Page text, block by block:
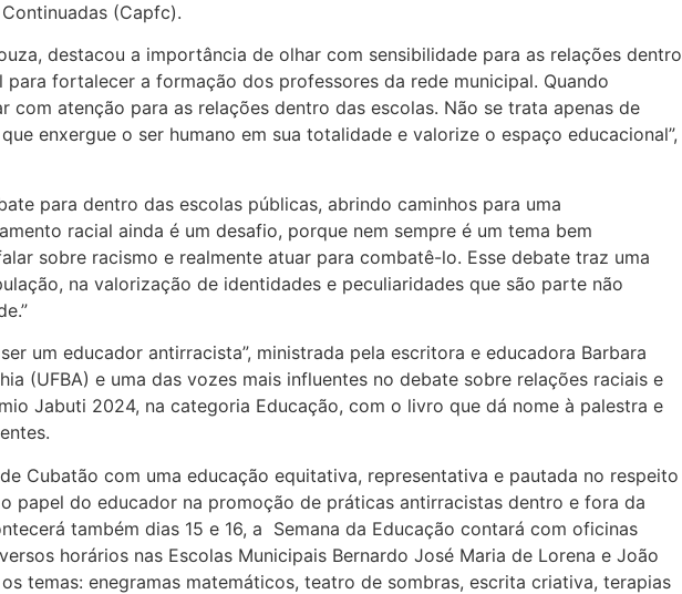
(Capfc).
destacou a importância de olhar com sensibilidade para as relações dentro
para fortalecer a formação dos professores da rede municipal. Quando
atenção para as relações dentro das escolas. Não se trata apenas de
enxergue o ser humano em sua totalidade e valorize o espaço educacional”,
para dentro das escolas públicas, abrindo caminhos para uma
racial ainda é um desafio, porque nem sempre é um tema bem
sobre racismo e realmente atuar para combatê-lo. Esse debate traz uma
na valorização de identidades e peculiaridades que são parte não
um educador antirracista”, ministrada pela escritora e educadora Barbara
(UFBA) e uma das vozes mais influentes no debate sobre relações raciais e
Jabuti 2024, na categoria Educação, com o livro que dá nome à palestra e
Cubatão com uma educação equitativa, representativa e pautada no respeito
papel do educador na promoção de práticas antirracistas dentro e fora da
também dias 15 e 16, a Semana da Educação contará com oficinas
horários nas Escolas Municipais Bernardo José Maria de Lorena e João
temas: enegramas matemáticos, teatro de sombras, escrita criativa, terapias